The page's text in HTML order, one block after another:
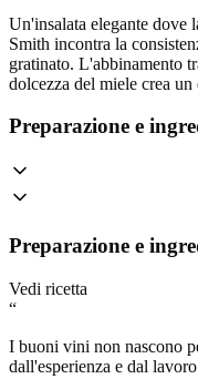
Un'insalata elegante dove
Smith incontra la
gratinato. L'abbinamento
dolcezza del miele crea
Preparazione e
Preparazione e
Vedi ricetta
“
I buoni vini non nascono
dall'esperienza e dal